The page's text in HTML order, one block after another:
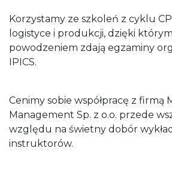
Korzystamy ze szkoleń z cyklu
logistyce i produkcji, dzięki
powodzeniem zdają egzaminy
IPICS.
Cenimy sobie współpracę z firmą
Management Sp. z o.o. przede
względu na świetny dobór
instruktorów.